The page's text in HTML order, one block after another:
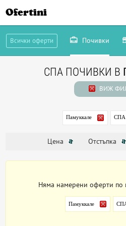
Ofertini
Всички оферти Почивки
СПА ПОЧИВКИ В
ВИЖ
Памуккале СПА
Цена Отстъпка
Няма намерени оферти по
Памуккале